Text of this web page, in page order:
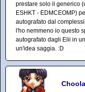
prestare solo il generico
ESHKT - EDMCEOMP)
autografato dal
l'ho nemmeno io questo
autografato dagli Elii in
un'idea saggia. :D